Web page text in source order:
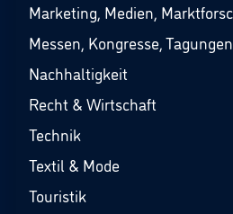
Marketing, Medien,
Messen, Kongresse, Tagungen
Nachhaltigkeit
Recht & Wirtschaft
Technik
Textil & Mode
Touristik